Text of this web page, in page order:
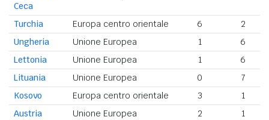
Ceca
Turchia Europa centro orientale 6
2
Ungheria
Unione Europea 1
6
Lettonia
Unione Europea 1
6
Lituania
Unione Europea 0
7
Kosovo
Europa centro orientale 3
1
Austria
Unione Europea 2
1